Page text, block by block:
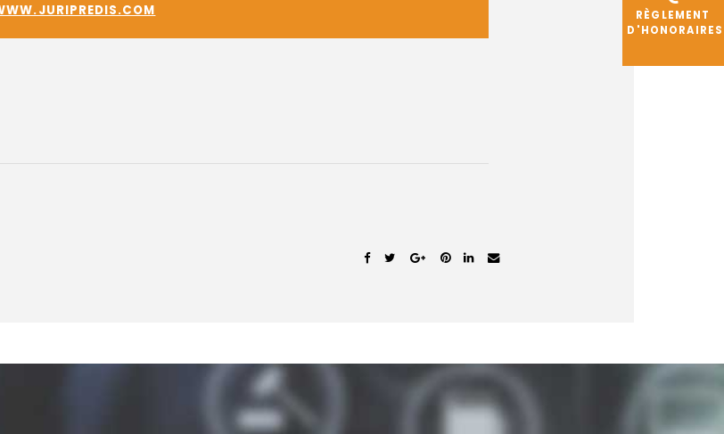
RÈGLEMENT
D'HONORAIRES